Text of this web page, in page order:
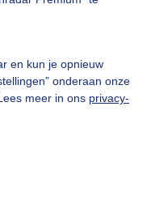
en kun je opnieuw
onderaan onze
meer in ons privacy-